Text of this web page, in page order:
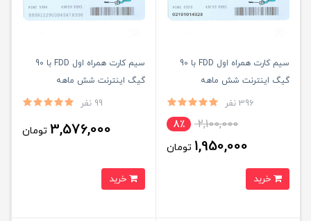
سیم کارت همراه اول FDD با 90
گیگ اینترنت شش ماهه
(مخصوص مودم)
396 نفر
2,100,000 8٪
1,950,000 تومان
سیم کارت همراه اول FDD با 90
گیگ اینترنت شش ماهه
99 نفر
3,576,000 تومان